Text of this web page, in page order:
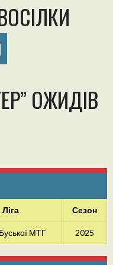
ОЖИДІВ
Ліга Сезон
МТГ 2025